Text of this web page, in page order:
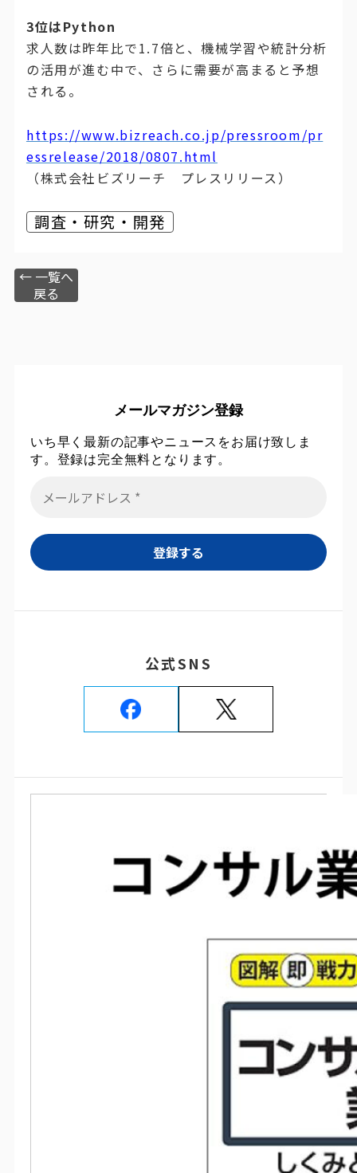
3位はPython
求人数は昨年比で1.7倍と、機械学習や統計分析
の活用が進む中で、さらに需要が高まると予想
される。
https://www.bizreach.co.jp/pressroom/pr
essrelease/2018/0807.html
（株式会社ビズリーチ プレスリリース）
調査・研究・開発
← 一覧へ
戻る
メールマガジン登録
いち早く最新の記事やニュースをお届け致しま
す。登録は完全無料となります。
公式SNS